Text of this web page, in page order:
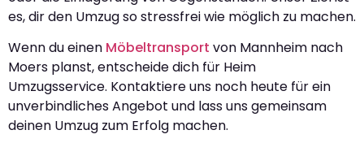
es, dir den Umzug so stressfrei wie möglich zu machen.
Wenn du einen Möbeltransport von Mannheim nach
Moers planst, entscheide dich für Heim
Umzugsservice. Kontaktiere uns noch heute für ein
unverbindliches Angebot und lass uns gemeinsam
deinen Umzug zum Erfolg machen.